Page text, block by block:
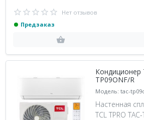
Нет отзывов
Предзаказ
Кондиционер
TP09ONF/R
Модель: tac-
Настенная
TCL TPRO